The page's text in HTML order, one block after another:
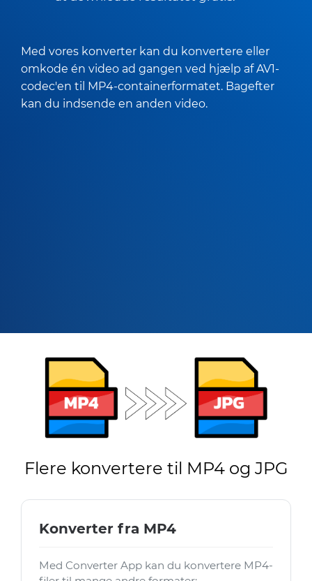
Med vores konverter kan du konvertere eller
omkode én video ad gangen ved hjælp af AV1-
codec'en til MP4-containerformatet. Bagefter
kan du indsende en anden video.
Flere konvertere til MP4 og JPG
Konverter fra MP4
Med Converter App kan du konvertere MP4-